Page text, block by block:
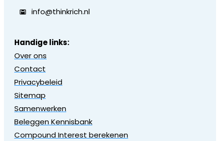
info@thinkrich.nl
Handige links:
Over ons
Contact
Privacybeleid
Sitemap
Samenwerken
Beleggen Kennisbank
Compound Interest berekenen